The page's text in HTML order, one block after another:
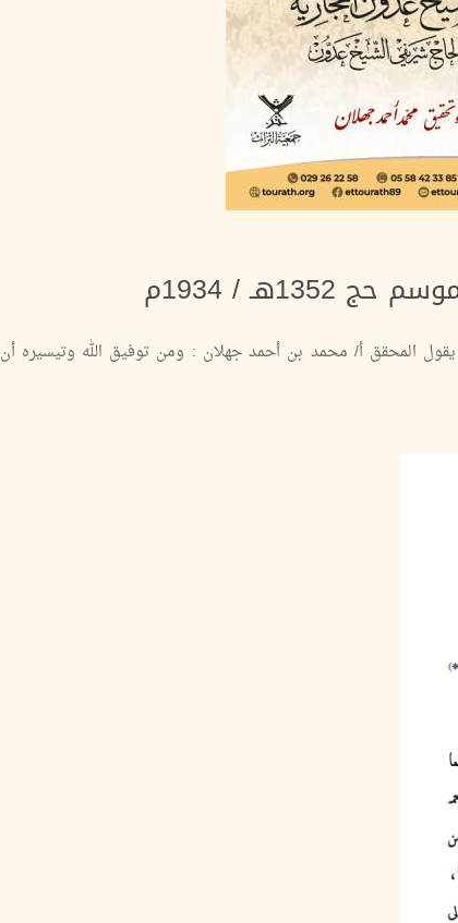
/ 1934م
رحلة الشيخ عدُّّون الحجازية موسم سنة (1352هـ / 1934م) يقول المحقق أ/ محمد بن أحمد جهلان : ومن توفيق الله وتيسيره أن